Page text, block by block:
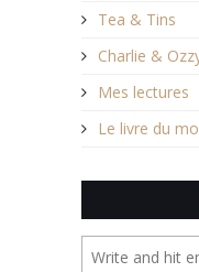
Tea & Tins
Charlie &
Mes lectures
Le livre du